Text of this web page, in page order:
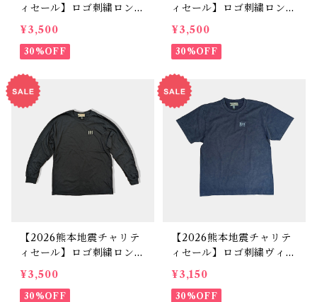
ィセール】ロゴ刺繍ロング
Tシャツ ネイビー
¥3,500
30%OFF
ィセール】ロゴ刺繍ロング
Tシャツ ホワイト
¥3,500
30%OFF
【2026熊本地震チャリテ
ィセール】ロゴ刺繍ロング
Tシャツ ブラック
¥3,500
30%OFF
【2026熊本地震チャリテ
ィセール】ロゴ刺繍ヴィン
テージテイストTシャツ
ネイビー
¥3,150
30%OFF